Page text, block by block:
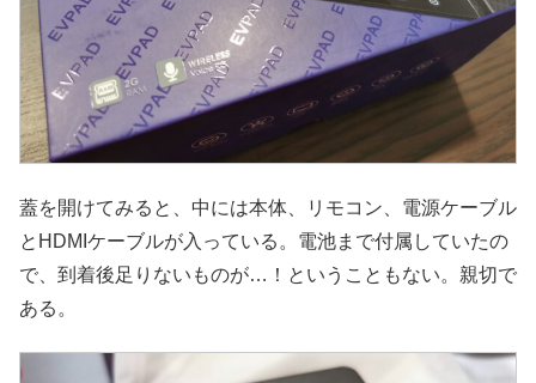
蓋を開けてみると、中には本体、リモコン、電源ケーブル
とHDMIケーブルが入っている。電池まで付属していたの
で、到着後足りないものが…！ということもない。親切で
ある。